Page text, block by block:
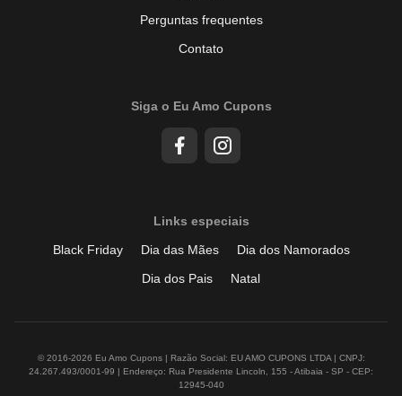
Perguntas frequentes
Contato
Siga o Eu Amo Cupons
Links especiais
Black Friday
Dia das Mães
Dia dos Namorados
Dia dos Pais
Natal
© 2016-2026 Eu Amo Cupons | Razão Social: EU AMO CUPONS LTDA | CNPJ:
24.267.493/0001-99 | Endereço: Rua Presidente Lincoln, 155 - Atibaia - SP - CEP:
12945-040